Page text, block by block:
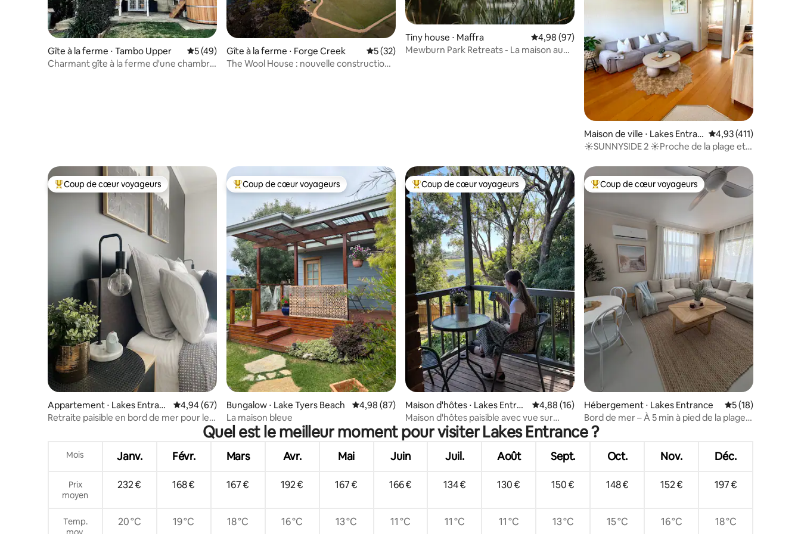
Gîte à la ferme ⋅ Tambo Upper Évaluation moyenne sur la base de 49 commentaires : 5 sur 5
5 (49)
Charmant gîte à la ferme d'une chambre
Gîte à la ferme ⋅ Forge Creek Évaluation moyenne sur la base de 32 commentaires : 5 sur 5
5 (32)
The Wool House : nouvelle construction
Tiny house ⋅ Maffra Évaluation moyenne sur la base de 97 commentaires : 4,98 sur 5
4,98 (97)
Mewburn Park Retreats - La maison au
Maison de ville ⋅ Lakes Entran
ce
Évaluation moyenne
4,93 (411)
☀️SUNNYSIDE 2 ☀️Proche de la plage et
Coups de cœur voyageurs les plus appréciés
Coup de cœur voyageurs
Appartement ⋅ Lakes Entran
ce
Évaluation moyenne sur la base de 67 commentaires : 4,94 sur 5
4,94 (67)
Retraite paisible en bord de mer pour les
Coups de cœur voyageurs les plus appréciés
Coup de cœur voyageurs
Bungalow ⋅ Lake Tyers Beach Évaluation moyenne sur la base de 87 commentaires : 4,98 sur 5
4,98 (87)
La maison bleue
Coups de cœur voyageurs les plus appréciés
Coup de cœur voyageurs
Maison d'hôtes ⋅ Lakes Entran
ce
Évaluation moyenne sur la base de 16 commentaires : 4,88 sur 5
4,88 (16)
Maison d'hôtes paisible avec vue sur
l'océan et le lac
Coups de cœur voyageurs les plus appréciés
Coup de cœur voyageurs
Hébergement ⋅ Lakes Entrance Évaluation
5 (18)
Bord de mer – À 5 min à pied de la plage –
Emplacement central
Quel est le meilleur moment pour visiter Lakes Entrance ?
Mois Janv. Févr. Mars Avr. Mai Juin Juil. Août Sept. Oct. Nov. Déc.
Prix
moyen
232 € 168 € 167 € 192 € 167 € 166 € 134 € 130 € 150 € 148 € 152 € 197 €
Temp.
20 °C 19 °C 18 °C 16 °C 13 °C 11 °C 11 °C 11 °C 13 °C 15 °C 16 °C 18 °C